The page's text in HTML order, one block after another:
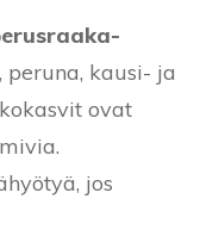
peruna, kausi- ja
ovat
jos